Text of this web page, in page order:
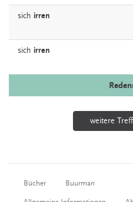
sich irren
sich irren
weitere
Bücher Buurman